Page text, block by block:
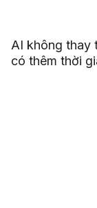
AI không thay
có thêm thời